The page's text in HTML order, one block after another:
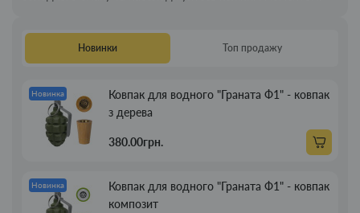
Новинки Топ продажу
Новинка
Ковпак для водного "Граната Ф1" - ковпак
з дерева
380.00грн.
Новинка
Ковпак для водного "Граната Ф1" - ковпак
композит